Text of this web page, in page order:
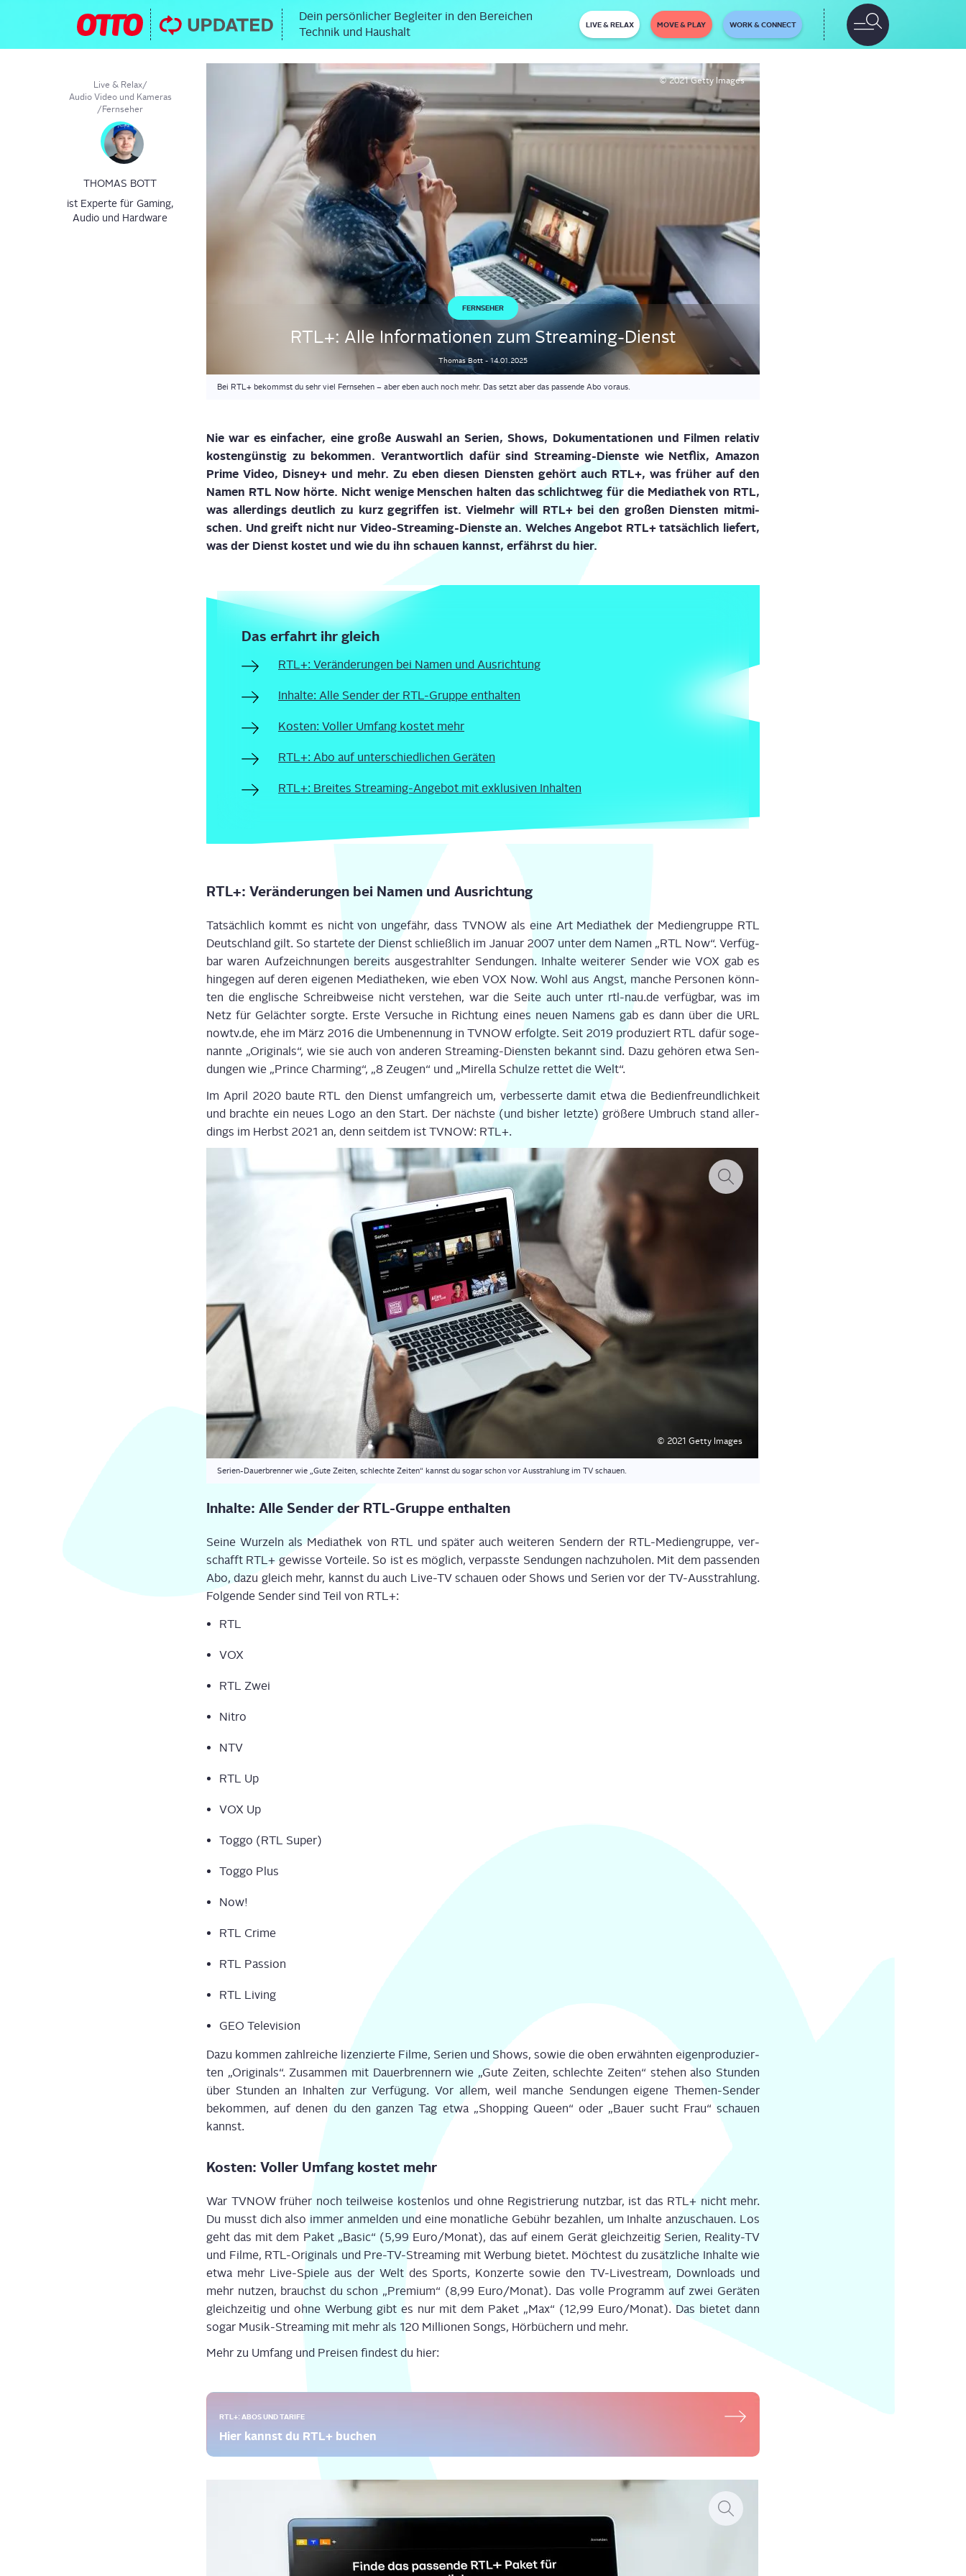
Dein persönlicher Begleiter in den Bereichen
Technik und Haushalt
LIVE & RELAX MOVE & PLAY WORK & CONNECT
Live & Relax/
Audio Video und Kameras
/Fernseher
THOMAS BOTT
ist Experte für Gaming,
Audio und Hardware
© 2021 Getty Images
FERNSEHER
RTL+: Alle Infor­ma­tio­nen zum Streaming-Dienst
ThomasBott - 14.01.2025
Bei RTL+ bekommst du sehr viel Fernsehen – aber eben auch noch mehr. Das setzt aber das passende Abo voraus.
Nie war es ein­fa­cher, eine gro­ße Aus­wahl an Seri­en, Shows, Doku­men­ta­tio­nen und Fil­men rela­tiv
kos­ten­güns­tig zu bekom­men. Ver­ant­wort­lich dafür sind Stre­a­­ming-Diens­­te wie Net­flix, Ama­zon
Prime Video, Dis­ney+ und mehr. Zu eben die­sen Diens­ten gehört auch RTL+, was frü­her auf den
Namen RTL Nowhör­te. Nicht weni­ge Men­schen hal­ten das schlicht­weg für die Media­thek von RTL,
was aller­dings deut­lich zu kurz gegrif­fen ist. Viel­mehr will RTL+ bei den gro­ßen Diens­ten mit­mi­
schen. Und greift nicht nur Video-Strea­ming-Diens­te an. Wel­ches Ange­bot RTL+ tat­säch­lich lie­fert,
was der Dienst kos­tet und wie du ihn schau­en kannst, erfährst du hier.
Das erfahrt ihr gleich
RTL+: Ver­än­de­run­gen bei Namen und Ausrichtung
Inhal­te: Alle Sen­der der RTL-Grup­­pe enthalten
Kos­ten: Vol­ler Umfang kos­tet mehr
RTL+: Abo auf unter­schied­li­chen Geräten
RTL+: Brei­tes Stre­a­­ming-Ange­­bot mit exklu­si­ven Inhalten
RTL+: Ver­än­de­run­gen bei Namen und Ausrichtung
Tat­säch­lich kommt es nicht von unge­fähr, dass TVNOW als eine Art Media­thek der Medi­en­grup­pe RTL
Deutsch­land gilt. So star­te­te der Dienst schließ­lich im Janu­ar 2007 unter dem Namen „RTL Now“. Ver­füg­
bar waren Auf­zeich­nun­gen bereits aus­ge­strahl­ter Sen­dun­gen. Inhal­te wei­te­rer Sen­der wie VOX gab es
hin­ge­gen auf deren eige­nen Media­the­ken, wie eben VOX Now. Wohl aus Angst, man­che Per­so­nen könn­
ten die eng­li­sche Schreib­wei­se nicht ver­ste­hen, war die Sei­te auch unter rtl-nau.de ver­füg­bar, was im
Netz für Geläch­ter sorg­te. Ers­te Ver­su­che in Rich­tung eines neu­en Namens gab es dann über die URL
nowtv.de, ehe im März 2016 die Umbe­nen­nung in TVNOW erfolg­te. Seit 2019 pro­du­ziert RTL dafür soge­
nann­te „Origi­nals“, wie sie auch von ande­ren Stre­a­­ming-Diens­­ten bekannt sind. Dazu gehö­ren etwa Sen­
dun­gen wie „Prin­ce Char­ming“, „8 Zeu­gen“ und „Mirel­la Schul­ze ret­tet die Welt“.
Im April 2020 bau­te RTL den Dienst umfang­reich um, ver­bes­ser­te damit etwa die Bedien­freund­lich­keit
und brach­te ein neu­es Logo an den Start. Der nächs­te (und bis­her letz­te) grö­ße­re Umbruch stand aller­
dings im Herbst 2021 an, denn seit­dem ist TVNOW: RTL+.
© 2021 Get­ty Images
Seri­en-Dau­er­bren­ner wie „Gute Zei­ten, schlech­te Zei­ten“ kannst du sogar schon vor Aus­strah­lung im TV schauen.
Inhal­te: Alle Sen­der der RTL-Grup­­pe enthalten
Sei­ne Wur­zeln als Media­thek von RTL und spä­ter auch wei­te­ren Sen­dern der RTL-Medi­en­­grup­­pe, ver­
schafft RTL+ gewis­se Vor­tei­le. So ist es mög­lich, ver­pass­te Sen­dun­gen nach­zu­ho­len. Mit dem pas­sen­den
Abo, dazu gleich mehr, kannst du auch Live-TV schau­en oder Shows und Seri­en vor der TV-Aus­­s­trah­­lung.
Fol­gen­de Sen­der sind Teil von RTL+:
RTL
VOX
RTL Zwei
Nit­ro
NTV
RTL Up
VOX Up
Tog­go (RTL Super)
Tog­go Plus
Now!
RTL Crime
RTL Pas­si­on
RTL Living
GEO Tele­vi­si­on
Dazu kom­men zahl­rei­che lizen­zier­te Fil­me, Seri­en und Shows, sowie die oben erwähn­ten eigen­pro­du­zier­
ten „Ori­gi­nals“. Zusam­men mit Dau­er­bren­nern wie „Gute Zei­ten, schlech­te Zei­ten“ ste­hen also Stun­den
über Stun­den an Inhal­ten zur Ver­fü­gung. Vor allem, weil man­che Sen­dun­gen eige­ne The­men-Sen­der
bekom­men, auf denen du den gan­zen Tag etwa „Shop­ping Queen“ oder „Bau­er sucht Frau“ schau­en
kannst.
Kos­ten: Vol­ler Umfang kos­tet mehr
War TVNOW frü­her noch teil­wei­se kos­ten­los und ohne Regis­trie­rung nutz­bar, ist das RTL+ nicht mehr.
Du musst dich also immer anmel­den und eine monat­li­che Gebühr bezah­len, um Inhal­te anzu­schau­en. Los
geht das mit dem Paket „Basic“ (5,99 Euro/Monat), das auf einem Gerät gleich­zei­tig Seri­en, Rea­li­ty-TV
und Fil­me, RTL-Ori­gi­nals und Pre-TV-Strea­ming mit Wer­bung bie­tet. Möch­test du zusätz­li­che Inhal­te wie
etwa mehr Live-Spie­le aus der Welt des Sports, Kon­zer­te sowie den TV-Live­stream, Down­loads und
mehr nut­zen, brauchst du schon „Pre­mi­um“ (8,99 Euro/Monat). Das vol­le Pro­gramm auf zwei Gerä­ten
gleich­zei­tig und ohne Wer­bung gibt es nur mit dem Paket „Max“ (12,99 Euro/Monat). Das bie­tet dann
sogar Musik-Strea­ming mit mehr als 120 Mil­lio­nen Songs, Hör­bü­chern und mehr.
Mehr zu Umfang und Prei­sen fin­dest du hier:
RTL+: ABOS UND TARIFE
Hier kannst du RTL+ buchen